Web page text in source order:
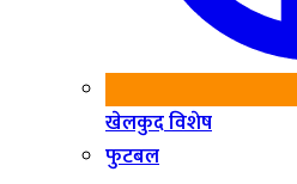
खेलकुद विशेष
फुटबल